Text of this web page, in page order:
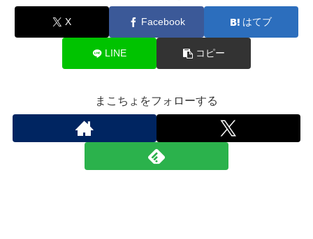
X Facebook はてブ
LINE コピー
まこちょをフォローする